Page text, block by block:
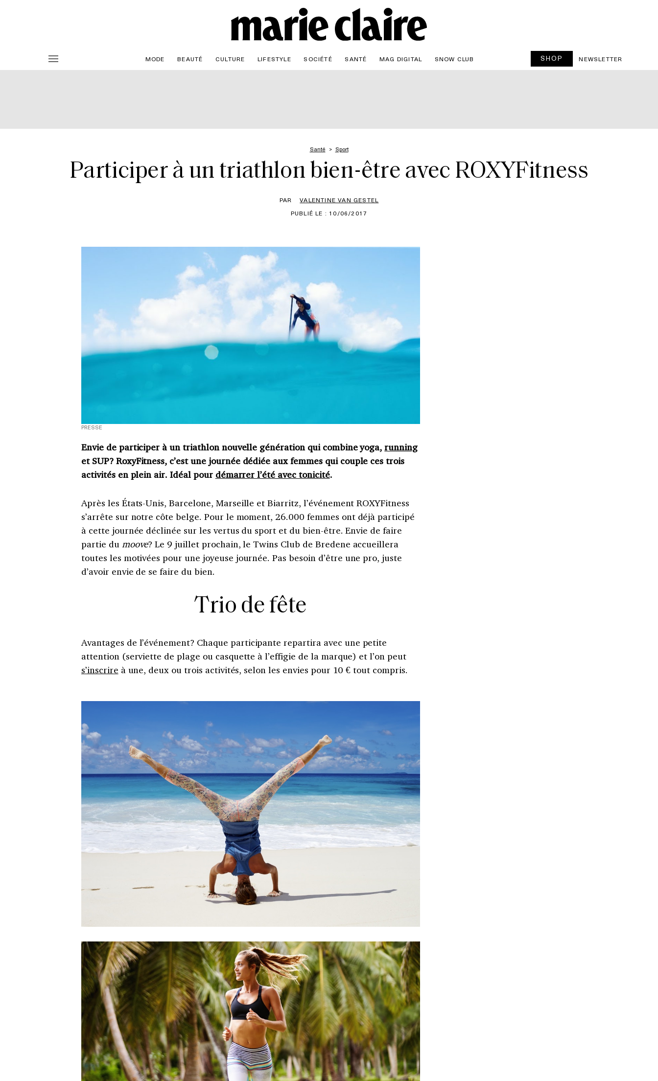
MODE BEAUTÉ CULTURE LIFESTYLE SOCIÉTÉ SANTÉ MAG DIGITAL SNOW CLUB SHOP NEWSLETTER
Santé Sport
Participer à un triathlon bien-être avec ROXYFitness
PAR
VALENTINE VAN GESTEL
PUBLIÉ LE : 10/06/2017
PRESSE
Envie de participer à un triathlon nouvelle génération qui combine yoga,running
et SUP? RoxyFitness, c’est une journée dédiée aux femmes qui couple ces trois
activités en plein air. Idéal pour démarrer l’été avec tonicité.
Après les États-Unis, Barcelone, Marseille et Biarritz, l’événement ROXYFitness
s’arrête sur notre côte belge. Pour le moment, 26.000 femmes ont déjà participé
à cette journée déclinée sur les vertus du sport et du bien-être. Envie de faire
partie du moove? Le 9 juillet prochain, le Twins Club de Bredene accueillera
toutes les motivées pour une joyeuse journée. Pas besoin d’être une pro, juste
d’avoir envie de se faire du bien.
Trio de fête
Avantages de l’événement? Chaque participante repartira avec une petite
attention (serviette de plage ou casquette à l’effigie de la marque) et l’on peut
s’inscrire à une, deux ou trois activités, selon les envies pour 10 € tout compris.